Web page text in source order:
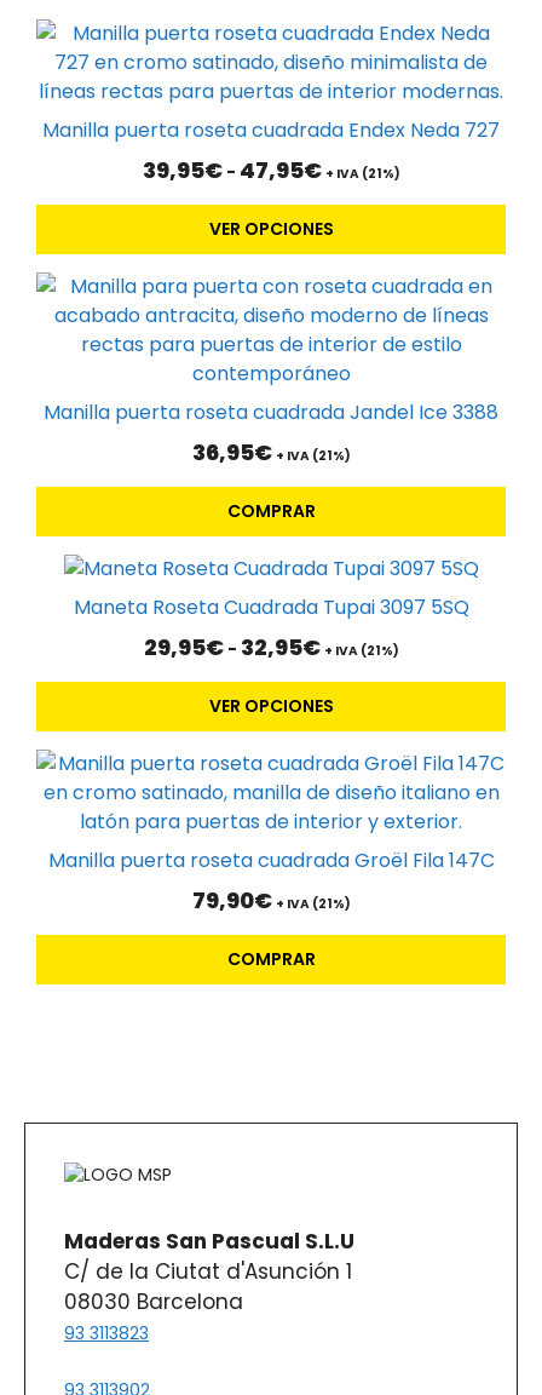
Manilla puerta roseta cuadrada Endex Neda 727
39,95€ - 47,95€Rango
precios:
desde
39,95€
hasta
47,95€
+ IVA (21%)
VER OPCIONES
Este
producto
tiene
múltiples
variantes.
opciones
elegir
en
de
Manilla puerta roseta cuadrada Jandel Ice 3388
36,95€ + IVA (21%)
COMPRAR
Maneta Roseta Cuadrada Tupai 3097 5SQ
29,95€ - 32,95€Rango
precios:
desde
29,95€
hasta
32,95€
+ IVA (21%)
VER OPCIONES
Este
producto
variantes.
se
pueden
elegir
en
Manilla puerta roseta cuadrada Groël Fila 147C
79,90€ + IVA (21%)
COMPRAR
Maderas San Pascual S.L.U
C/ de la Ciutat d'Asunción 1
08030 Barcelona
93 3113823